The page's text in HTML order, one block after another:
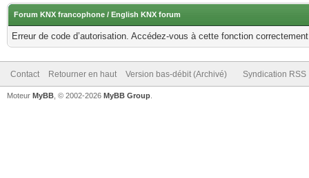
Forum KNX francophone / English KNX forum
Erreur de code d’autorisation. Accédez-vous à cette fonction
Contact Retourner en haut Version bas-débit (Archivé) Syndication RSS
Moteur MyBB , © 2002-2026 MyBB Group